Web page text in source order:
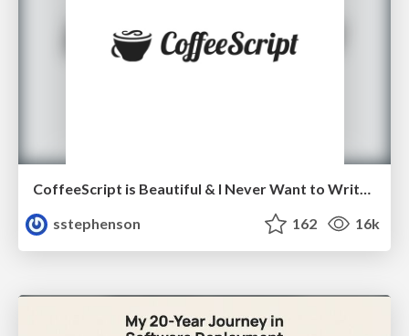
CoffeeScript is Beautiful & I Never Want to Write Plain JavaScript Again
sstephenson
162 16k